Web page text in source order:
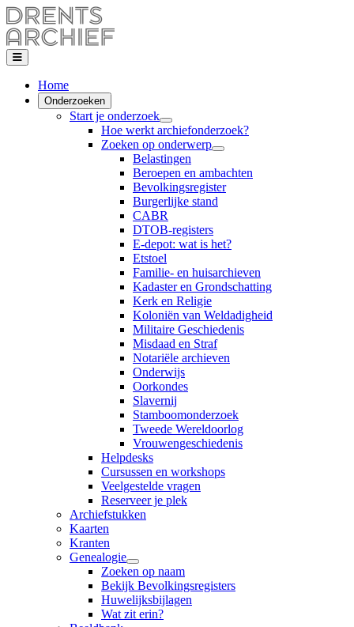
Home
Onderzoeken
Start je onderzoek
Hoe werkt archiefonderzoek?
Zoeken op onderwerp
Belastingen
Beroepen en ambachten
Bevolkingsregister
Burgerlijke stand
CABR
DTOB-registers
E-depot: wat is het?
Etstoel
Familie- en huisarchieven
Kadaster en Grondschatting
Kerk en Religie
Koloniën van Weldadigheid
Militaire Geschiedenis
Misdaad en Straf
Notariële archieven
Onderwijs
Oorkondes
Slavernij
Stamboomonderzoek
Tweede Wereldoorlog
Vrouwengeschiedenis
Helpdesks
Cursussen en workshops
Veelgestelde vragen
Reserveer je plek
Archiefstukken
Kaarten
Kranten
Genealogie
Zoeken op naam
Bekijk Bevolkingsregisters
Huwelijksbijlagen
Wat zit erin?